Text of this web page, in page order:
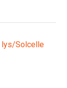
lys/Solcelle